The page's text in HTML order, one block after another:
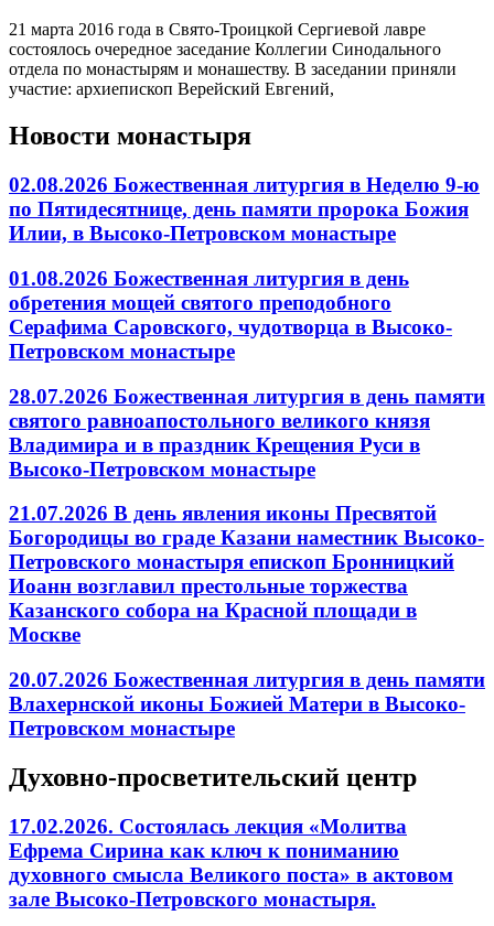
21 марта 2016 года в Свято-Троицкой Сергиевой лавре
состоялось очередное заседание Коллегии Синодального
отдела по монастырям и монашеству. В заседании приняли
участие: архиепископ Верейский Евгений,
Новости монастыря
02.08.2026 Божественная литургия в Неделю 9-ю
по Пятидесятнице, день памяти пророка Божия
Илии, в Высоко-Петровском монастыре
01.08.2026 Божественная литургия в день
обретения мощей святого преподобного
Серафима Саровского, чудотворца в Высоко-
Петровском монастыре
28.07.2026 Божественная литургия в день памяти
святого равноапостольного великого князя
Владимира и в праздник Крещения Руси в
Высоко-Петровском монастыре
21.07.2026 В день явления иконы Пресвятой
Богородицы во граде Казани наместник Высоко-
Петровского монастыря епископ Бронницкий
Иоанн возглавил престольные торжества
Казанского собора на Красной площади в
Москве
20.07.2026 Божественная литургия в день памяти
Влахернской иконы Божией Матери в Высоко-
Петровском монастыре
Духовно-просветительский центр
17.02.2026. Состоялась лекция «Молитва
Ефрема Сирина как ключ к пониманию
духовного смысла Великого поста» в актовом
зале Высоко-Петровского монастыря.